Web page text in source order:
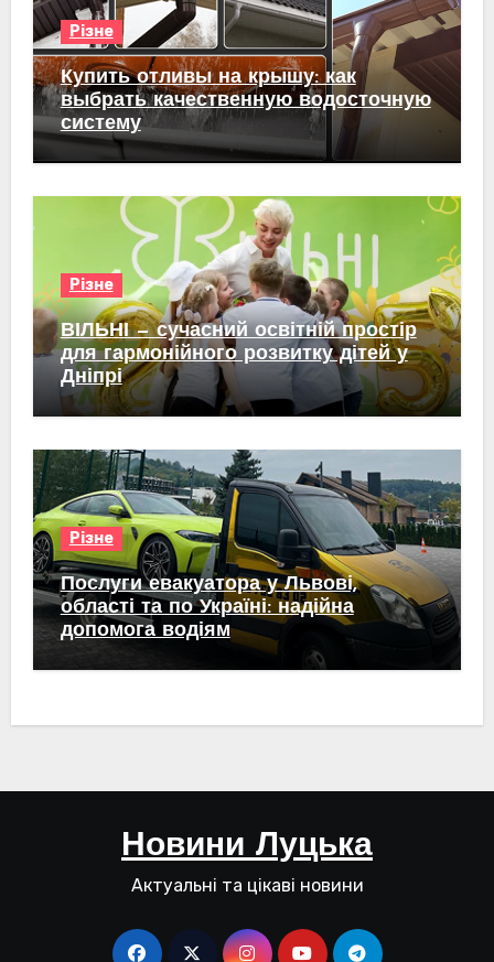
Різне
Купить отливы на крышу: как
выбрать качественную водосточную
систему
Різне
ВІЛЬНІ — сучасний освітній простір
для гармонійного розвитку дітей у
Дніпрі
Різне
Послуги евакуатора у Львові,
області та по Україні: надійна
допомога водіям
Новини Луцька
Актуальні та цікаві новини